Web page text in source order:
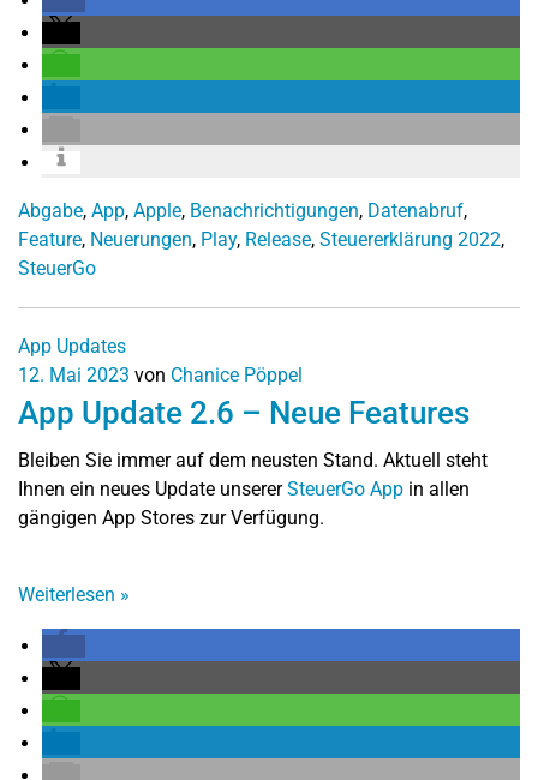
Abgabe, App, Apple, Benachrichtigungen, Datenabruf,
Feature, Neuerungen, Play, Release, Steuererklärung 2022,
SteuerGo
App Updates
12. Mai 2023 von Chanice Pöppel
App Update 2.6 – Neue Features
Bleiben Sie immer auf dem neusten Stand. Aktuell steht
Ihnen ein neues Update unsererSteuerGo App in allen
gängigen App Stores zur Verfügung.
Weiterlesen »